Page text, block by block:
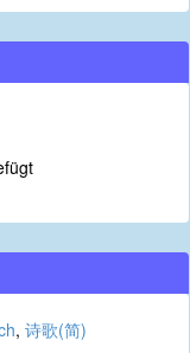
, 诗歌(简)